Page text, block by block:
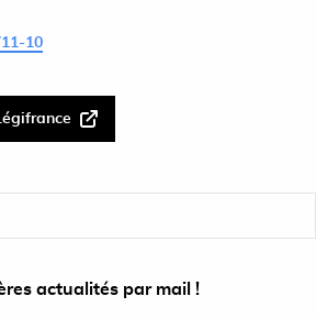
10
actualités par mail !